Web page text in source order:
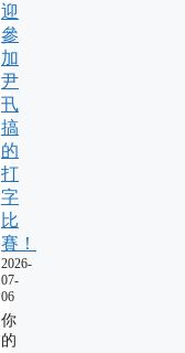
迎
參
加
尹
卂
搞
的
打
字
比
賽！
2026-
07-
06
你
的